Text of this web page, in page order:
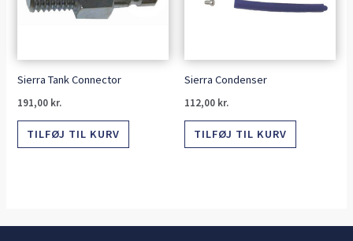
Sierra Tank Connector
191,00 kr.
TILFØJ TIL KURV
Sierra Condenser
112,00 kr.
TILFØJ TIL KURV